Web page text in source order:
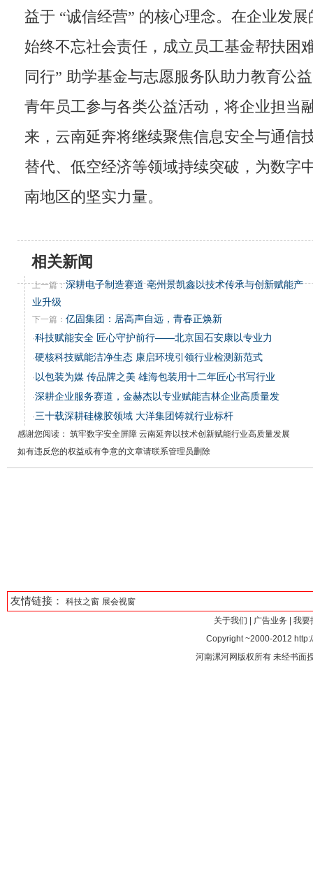
益于 “诚信经营” 的核心理念。在企业发
始终不忘社会责任，成立员工基金帮扶困
同行” 助学基金与志愿服务队助力教育公
青年员工参与各类公益活动，将企业担当
来，云南延奔将继续聚焦信息安全与通信
替代、低空经济等领域持续突破，为数字
南地区的坚实力量。
相关新闻
上一篇：深耕电子制造赛道 亳州景凯鑫以技术传承与创新赋能产
业升级
下一篇： 亿固集团：居高声自远，青春正焕新
·科技赋能安全 匠心守护前行——北京国石安康以专业力
·硬核科技赋能洁净生态 康启环境引领行业检测新范式
· 以包装为媒 传品牌之美 雄海包装用十二年匠心书写行业
·深耕企业服务赛道，金赫杰以专业赋能吉林企业高质量发
·三十载深耕硅橡胶领域 大洋集团铸就行业标杆
感谢您阅读： 筑牢数字安全屏障 云南延奔以技术创新赋能行业高质量发展
如有违反您的权益或有争意的文章请联系管理员删除
友情链接： 科技之窗 展会视窗
关于我们
广告业务
我要
Copyright ~2000-2012
河南漯河网版权所有 未经书面